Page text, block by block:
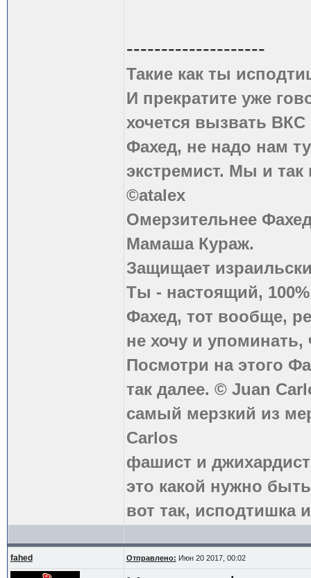
--------------------
Такие как ты
И прекратите уже
хочется вызвать
Фахед, не надо нам
экстремист. Мы и
©atalex
Омерзительнее
Мамаша Кураж.
Защищает
Ты - настоящий,
Фахед, тот вообще,
не хочу и
Посмотри на этого
так далее. © Juan
самый мерзкий из
Carlos
фашист и
это какой нужно
вот так, исподтишка
fahed Отправлено: Июн 20 2017, 00:02